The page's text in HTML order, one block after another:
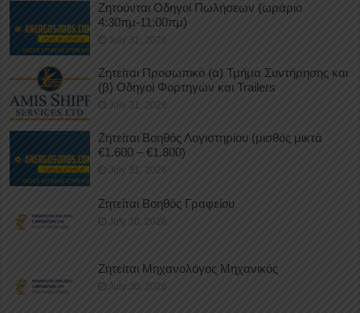
Ζητούνται Οδηγοί Πωλήσεων (ωράριο
4:30πμ-11:00πμ)
July 31, 2026
Ζητείται Προσωπικό (α) Τμήμα Συντήρησης και
(β) Οδηγοί Φορτηγών και Trailers
July 31, 2026
Ζητείται Βοηθός Λογιστηρίου (μισθός μικτά
€1.600 – €1.800)
July 31, 2026
Ζητείται Βοηθός Γραφείου
July 30, 2026
Ζητείται Μηχανολόγος Μηχανικός
July 30, 2026